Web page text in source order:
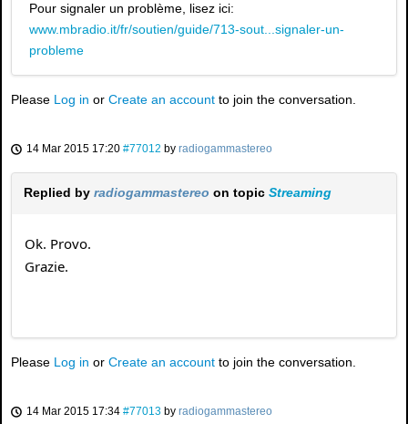
Pour signaler un problème, lisez ici:
www.mbradio.it/fr/soutien/guide/713-sout...signaler-un-
probleme
Please Log in or Create an account to join the conversation.
14 Mar 2015 17:20 #77012 by radiogammastereo
Replied by radiogammastereo on topic Streaming
Ok. Provo.
Grazie.
Please Log in or Create an account to join the conversation.
14 Mar 2015 17:34 #77013 by radiogammastereo